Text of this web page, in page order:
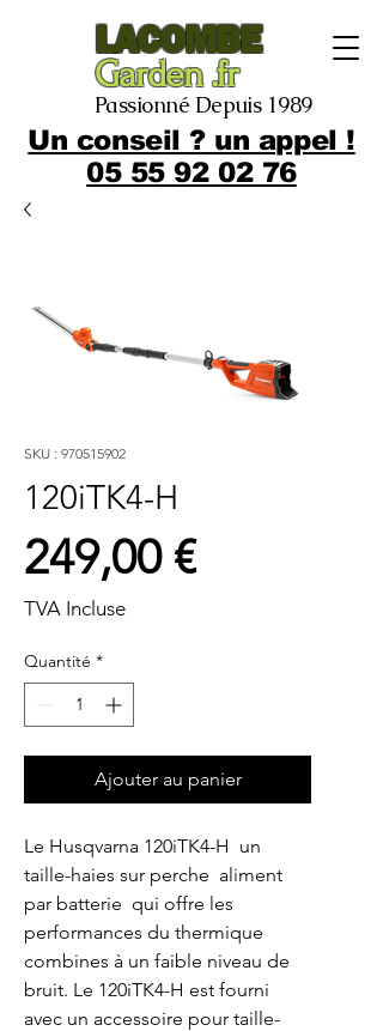
LACOMBE
Garden .fr
Passionné Depuis 1989
Un conseil ? un appel !
05 55 92 02 76
SKU : 970515902
120iTK4-H
249,00 €Prix
TVA Incluse
Quantité *
Ajouter au panier
Le Husqvarna 120iTK4-H  un
taille-haies sur perche  aliment
par batterie  qui offre les
performances du thermique
combines à un faible niveau de
bruit. Le 120iTK4-H est fourni
avec un accessoire pour taille-